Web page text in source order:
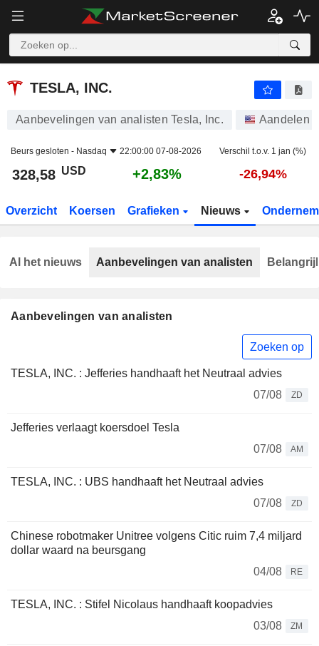
TESLA, INC.
TESLA, INC.
Aanbevelingen van analisten Tesla, Inc. Aandelen
Beurs gesloten - Nasdaq 22:00:00 07-08-2026 Verschil t.o.v. 1 jan (%)
328,58 USD +2,83% -26,94%
Overzicht Koersen Grafieken Nieuws
Aanbevelingen van analisten
Zoeken op
TESLA, INC. : Jefferies handhaaft het Neutraal advies
07/08
ZD
Jefferies verlaagt koersdoel Tesla
07/08
AM
TESLA, INC. : UBS handhaaft het Neutraal advies
07/08
ZD
Chinese robotmaker Unitree volgens Citic ruim 7,4 miljard
dollar waard na beursgang
04/08
RE
TESLA, INC. : Stifel Nicolaus handhaaft koopadvies
03/08
ZM
Al het nieuws Aanbevelingen van analisten